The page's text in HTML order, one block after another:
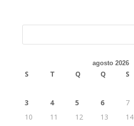
agosto 2026
S T Q Q S
3
4 5 6 7
10
11 12 13 14